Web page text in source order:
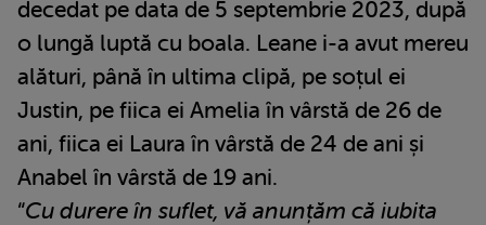
decedat pe data de 5 septembrie 2023, după
o lungă luptă cu boala. Leane i-a avut mereu
alături, până în ultima clipă, pe soțul ei
Justin, pe fiica ei Amelia în vârstă de 26 de
ani, fiica ei Laura în vârstă de 24 de ani și
Anabel în vârstă de 19 ani.
“Cu durere în suflet, vă anunțăm că iubita